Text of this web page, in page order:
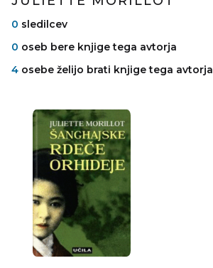
0 sledilcev
0 oseb bere knjige tega avtorja
4 osebe želijo brati knjige tega avtorja